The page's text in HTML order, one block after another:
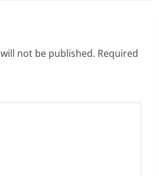
not be published. Required